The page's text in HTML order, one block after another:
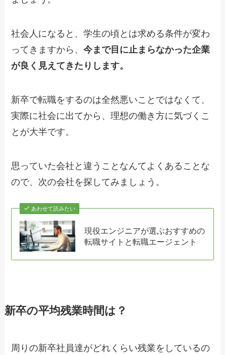
社会人になると、学生の頃とは求める条件が変わ
ってきますから、今まで目に止まらなかった企業
が良く見えてきたりします。
新卒で転職をするのは全然悪いことではなくて、
実際に社会に出てから、理想の働き方に気づくこ
とが大半です。
思っていた会社と違うことなんてよくあることな
ので、次の会社を探してみましょう。
あわせて読みたい
現役エンジニアが選ぶおすすめの
転職サイトと転職エージェント
新卒の平均残業時間は？
周りの新卒社員達がどれくらい残業をしているの